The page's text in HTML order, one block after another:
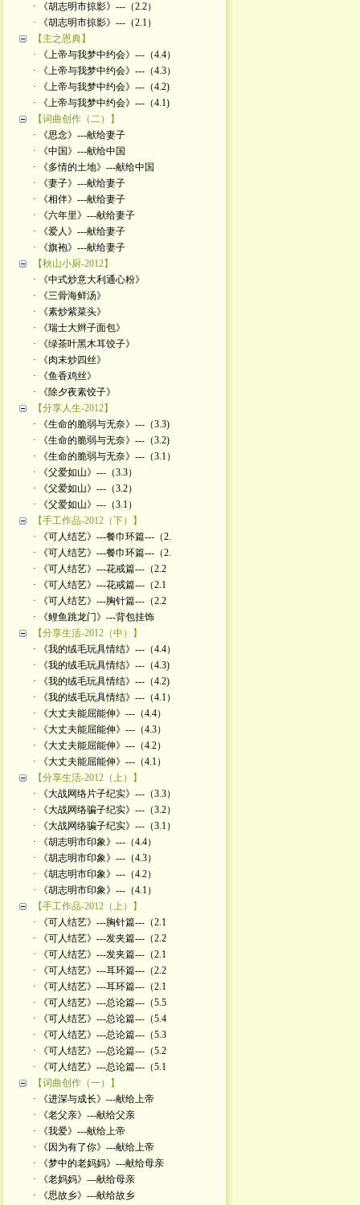
· 《胡志明市掠影》---（2.2）
· 《胡志明市掠影》---（2.1）
【主之恩典】
· 《上帝与我梦中约会》---（4.4）
· 《上帝与我梦中约会》---（4.3）
· 《上帝与我梦中约会》---（4.2)
· 《上帝与我梦中约会》---（4.1)
【词曲创作（二）】
· 《思念》---献给妻子
· 《中国》---献给中国
· 《多情的土地》---献给中国
· 《妻子》---献给妻子
· 《相伴》---献给妻子
· 《六年里》---献给妻子
· 《爱人》---献给妻子
· 《旗袍》---献给妻子
【秋山小厨-2012】
· 《中式炒意大利通心粉》
· 《三骨海鲜汤》
· 《素炒紫菜头》
· 《瑞士大辫子面包》
· 《绿茶叶黑木耳饺子》
· 《肉末炒四丝》
· 《鱼香鸡丝》
· 《除夕夜素饺子》
【分享人生-2012】
· 《生命的脆弱与无奈》---（3.3)
· 《生命的脆弱与无奈》---（3.2)
· 《生命的脆弱与无奈》---（3.1）
· 《父爱如山》---（3.3）
· 《父爱如山》---（3.2）
· 《父爱如山》---（3.1）
【手工作品-2012（下）】
· 《可人结艺》---餐巾环篇---（2.
· 《可人结艺》---餐巾环篇---（2.
· 《可人结艺》---花戒篇---（2.2
· 《可人结艺》---花戒篇---（2.1
· 《可人结艺》---胸针篇---（2.2
· 《鲤鱼跳龙门》---背包挂饰
【分享生活-2012（中）】
· 《我的绒毛玩具情结》---（4.4）
· 《我的绒毛玩具情结》---（4.3)
· 《我的绒毛玩具情结》---（4.2)
· 《我的绒毛玩具情结》---（4.1）
· 《大丈夫能屈能伸》---（4.4）
· 《大丈夫能屈能伸》---（4.3）
· 《大丈夫能屈能伸》---（4.2）
· 《大丈夫能屈能伸》---（4.1）
【分享生活-2012（上）】
· 《大战网络片子纪实》---（3.3）
· 《大战网络骗子纪实》---（3.2）
· 《大战网络骗子纪实》---（3.1）
· 《胡志明市印象》---（4.4）
· 《胡志明市印象》---（4.3）
· 《胡志明市印象》---（4.2）
· 《胡志明市印象》---（4.1）
【手工作品-2012（上）】
· 《可人结艺》---胸针篇---（2.1
· 《可人结艺》---发夹篇---（2.2
· 《可人结艺》---发夹篇---（2.1
· 《可人结艺》---耳环篇---（2.2
· 《可人结艺》---耳环篇---（2.1
· 《可人结艺》---总论篇---（5.5
· 《可人结艺》---总论篇---（5.4
· 《可人结艺》---总论篇---（5.3
· 《可人结艺》---总论篇---（5.2
· 《可人结艺》---总论篇---（5.1
【词曲创作（一）】
· 《进深与成长》---献给上帝
· 《老父亲》---献给父亲
· 《我爱》---献给上帝
· 《因为有了你》---献给上帝
· 《梦中的老妈妈》---献给母亲
· 《老妈妈》---献给母亲
· 《思故乡》---献给故乡